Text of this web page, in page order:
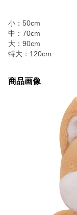
小：50cm
中：70cm
大：90cm
特大：120cm
商品画像